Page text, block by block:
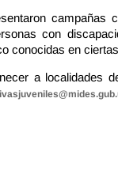
campañas
con
conocidas en
a localidades